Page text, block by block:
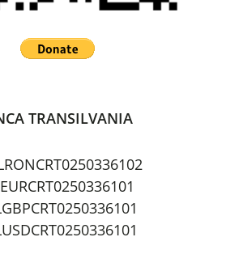
TRANSILVANIA